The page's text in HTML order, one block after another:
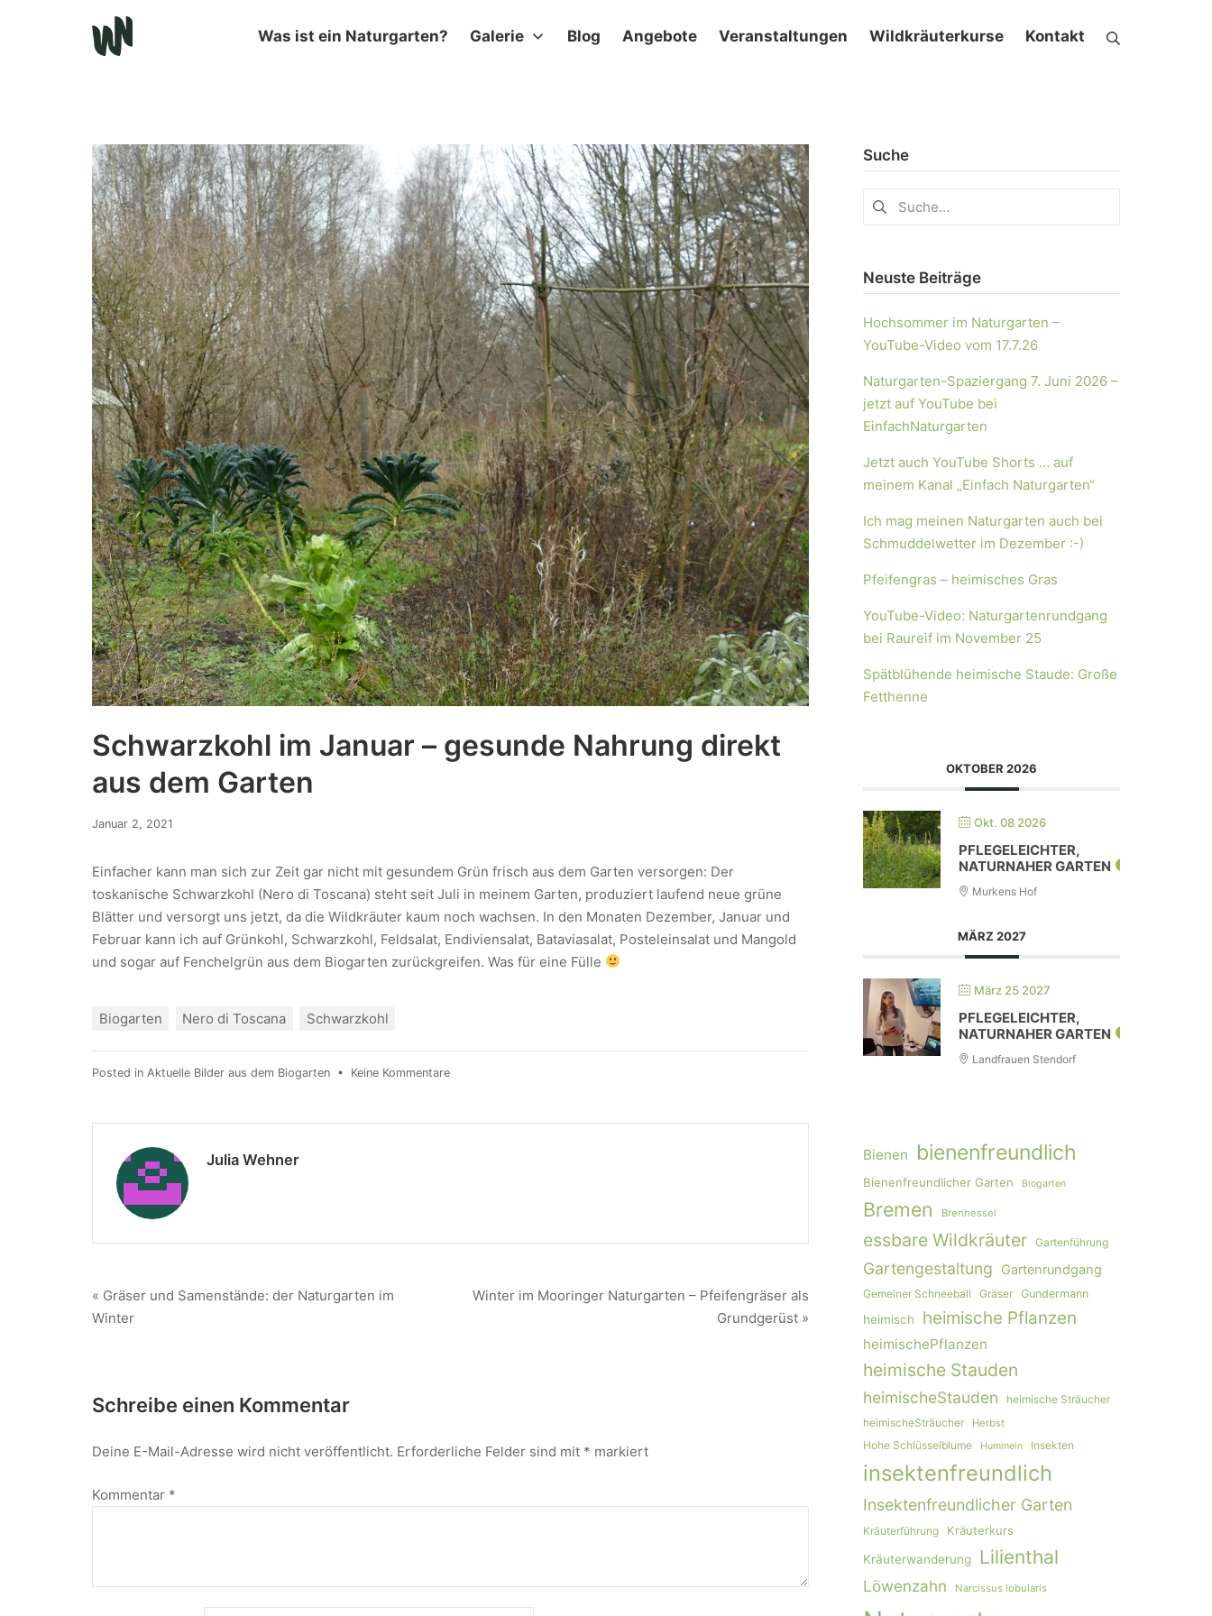
Was ist ein Naturgarten? Galerie Blog Angebote Veranstaltungen Wildkräuterkurse Kontakt
Schwarzkohl im Januar – gesunde Nahrung direkt
aus dem Garten
Januar 2, 2021
Einfacher kann man sich zur Zeit gar nicht mit gesundem Grün frisch aus dem Garten versorgen: Der
toskanische Schwarzkohl (Nero di Toscana) steht seit Juli in meinem Garten, produziert laufend neue grüne
Blätter und versorgt uns jetzt, da die Wildkräuter kaum noch wachsen. In den Monaten Dezember, Januar und
Februar kann ich auf Grünkohl, Schwarzkohl, Feldsalat, Endiviensalat, Bataviasalat, Posteleinsalat und Mangold
und sogar auf Fenchelgrün aus dem Biogarten zurückgreifen. Was für eine Fülle
Biogarten Nero di Toscana Schwarzkohl
Posted in Aktuelle Bilder aus dem Biogarten • Keine Kommentare
Julia Wehner
Winter im Mooringer Naturgarten – Pfeifengräser als
Grundgerüst »
« Gräser und Samenstände: der Naturgarten im
Winter
Schreibe einen Kommentar
Deine E-Mail-Adresse wird nicht veröffentlicht. Erforderliche Felder sind mit * markiert
Kommentar *
Suche
Neuste Beiträge
Hochsommer im Naturgarten –
YouTube-Video vom 17.7.26
Naturgarten-Spaziergang 7. Juni 2026 –
jetzt auf YouTube bei
EinfachNaturgarten
Jetzt auch YouTube Shorts … auf
meinem Kanal „Einfach Naturgarten“
Ich mag meinen Naturgarten auch bei
Schmuddelwetter im Dezember :-)
Pfeifengras – heimisches Gras
YouTube-Video: Naturgartenrundgang
bei Raureif im November 25
Spätblühende heimische Staude: Große
Fetthenne
OKTOBER 2026
Okt. 08 2026
PFLEGELEICHTER,
NATURNAHER GARTEN
Murkens Hof
MÄRZ 2027
März 25 2027
PFLEGELEICHTER,
NATURNAHER GARTEN
Landfrauen Stendorf
Bienen bienenfreundlich
Bienenfreundlicher Garten Biogarten
Bremen Brennessel
essbare Wildkräuter Gartenführung
Gartengestaltung Gartenrundgang
Gemeiner Schneeball Gräser Gundermann
heimisch heimische Pflanzen
heimischePflanzen
heimische Stauden
heimischeStauden
heimische Sträucher
heimischeSträucher
Herbst
Hohe Schlüsselblume Hummeln Insekten
insektenfreundlich
Insektenfreundlicher Garten
Kräuterführung
Kräuterkurs
Kräuterwanderung
Lilienthal
Löwenzahn Narcissus lobularis